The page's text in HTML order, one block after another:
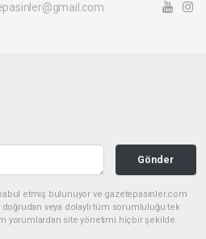
Gönder
etmiş bulunuyor ve gazetepasinler.com
doğrudan veya dolaylı tüm sorumluluğu tek
yorumlardan site yönetimi hiçbir şekilde